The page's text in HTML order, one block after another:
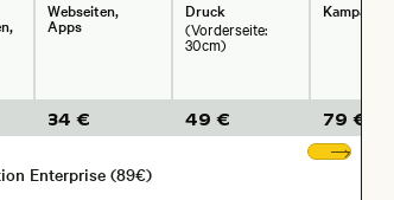
Webseiten,
Apps
34 €
Druck
(Vorderseite:
30cm)
49 €
79 €
Enterprise (89€)